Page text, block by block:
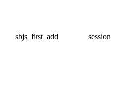
sbjs_first_add session